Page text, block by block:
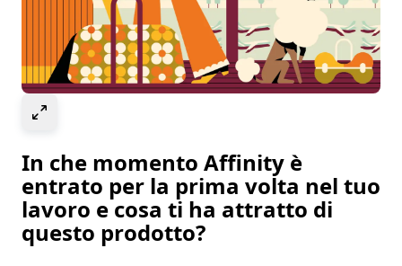
In che momento Affinity è
entrato per la prima volta nel tuo
lavoro e cosa ti ha attratto di
questo prodotto?